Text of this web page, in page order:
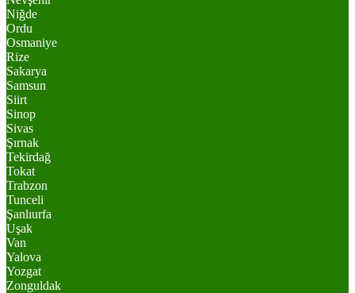
Niğde
Ordu
Osmaniye
Rize
Sakarya
Samsun
Siirt
Sinop
Sivas
Şırnak
Tekirdağ
Tokat
Trabzon
Tunceli
Şanlıurfa
Uşak
Van
Yalova
Yozgat
Zonguldak